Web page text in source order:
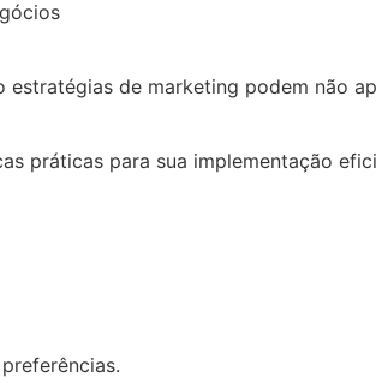
de marketing podem não
práticas para sua implementação